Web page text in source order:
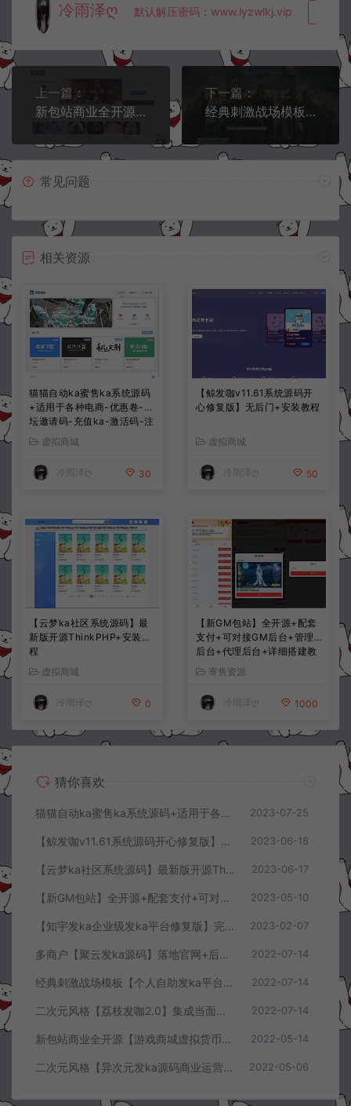
冷雨泽ღ 默认解压密码：www.lyzwlkj.vip
上一篇：
新包站商业全开源【游戏商城虚拟货币交易平台】支付已对接+第三方登录+可生成充值面额卡密+运营后台+GM充值后台+详细搭建教程
下一篇：
经典刺激战场模板【个人自助发ka平台】在线自动发ka网
常见问题
相关资源
猫猫自动ka蜜售ka系统源码
+适用于各种电商-优惠卷-论
坛邀请码-充值ka-激活码-注
册码
虚拟商城
冷雨泽ღ 30
【鲸发咖v11.61系统源码开
心修复版】无后门+安装教程
虚拟商城
冷雨泽ღ 50
【云梦ka社区系统源码】最
新版开源ThinkPHP+安装教
程
虚拟商城
冷雨泽ღ 0
【新GM包站】全开源+配套
支付+可对接GM后台+管理
后台+代理后台+详细搭建教
程
寄售资源
冷雨泽ღ 1000
猜你喜欢
猫猫自动ka蜜售ka系统源码+适用于各种电商-优惠卷-论坛邀请码-充值ka-激活码-注册码 2023-07-25
【鲸发咖v11.61系统源码开心修复版】无后门+安装教程 2023-06-18
【云梦ka社区系统源码】最新版开源ThinkPHP+安装教程 2023-06-17
【新GM包站】全开源+配套支付+可对接GM后台+管理后台+代理后台+详细搭建教程 2023-05-10
【知宇发ka企业级发ka平台修复版】完整源码+多商户入驻+对接微信公众号+对接免签支付+详细搭建教程 2023-02-07
多商户【聚云发ka源码】落地官网+后台+码支付 2022-07-14
经典刺激战场模板【个人自助发ka平台】在线自动发ka网 2022-07-14
二次元风格【荔枝发咖2.0】集成当面付+扩展信息功能 2022-07-14
新包站商业全开源【游戏商城虚拟货币交易平台】支付已对接+第三方登录+可生成充值面额卡密+运营后台+GM充值后台+详细搭建教程 2022-05-14
二次元风格【异次元发ka源码商业运营版】荔枝发咖V3.0二次元风格发ka网全开源源码+对接免签约支付接口+详细搭建教程 2022-05-06